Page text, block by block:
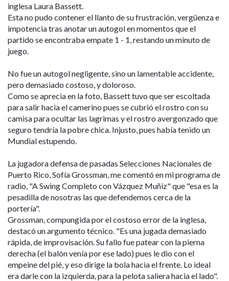
inglesa Laura Bassett.
Esta no pudo contener el llanto de su frustración, vergüenza e
impotencia tras anotar un autogol en momentos que el
partido se encontraba empate 1 - 1, restando un minuto de
juego.
No fue un autogol negligente, sino un lamentable accidente,
pero demasiado costoso, y doloroso.
Como se aprecia en la foto, Bassett tuvo que ser escoltada
para salir hacia el camerino pues se cubrió el rostro con su
camisa para ocultar las lagrimas y el rostro avergonzado que
seguro tendría la pobre chica. Injusto, pues había tenido un
Mundial estupendo.
La jugadora defensa de pasadas Selecciones Nacionales de
Puerto Rico, Sofía Grossman, me comentó en mi programa de
radio, "A Swing Completo con Vázquez Muñiz" que "esa es la
pesadilla de nosotras las que defendemos cerca de la
portería".
Grossman, compungida por el costoso error de la inglesa,
destacó un argumento técnico. "Es una jugada demasiado
rápida, de improvisación. Su fallo fue patear con la pierna
derecha (el balón venía por ese lado) pues le dio con el
empeine del pié, y eso dirige la bola hacia el frente. Lo ideal
era darle con la izquierda, para la pelota saliera hacia el lado".